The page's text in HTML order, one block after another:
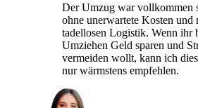
Der Umzug war vollkommen
ohne unerwartete Kosten und
tadellosen Logistik. Wenn ihr
Umziehen Geld sparen und
vermeiden wollt, kann ich
nur wärmstens empfehlen.